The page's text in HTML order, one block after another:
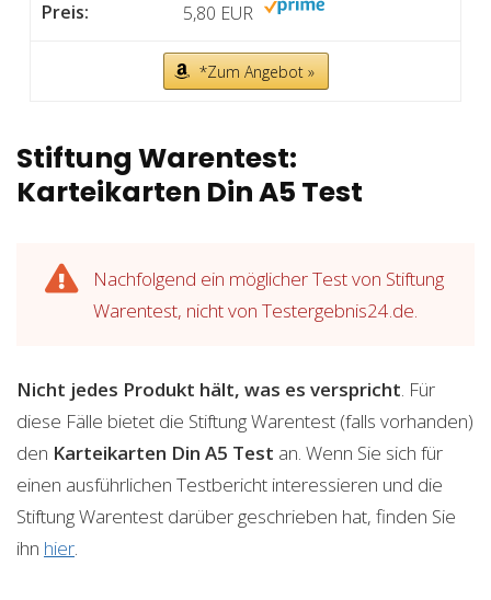
5,80 EUR
*Zum Angebot »
Stiftung Warentest:
Karteikarten Din A5 Test
Nachfolgend ein möglicher Test von Stiftung
Warentest, nicht von Testergebnis24.de.
Nicht jedes Produkt hält, was es verspricht. Für
diese Fälle bietet die Stiftung Warentest (falls vorhanden)
den Karteikarten Din A5 Test an. Wenn Sie sich für
einen ausführlichen Testbericht interessieren und die
Stiftung Warentest darüber geschrieben hat, finden Sie
ihn hier.